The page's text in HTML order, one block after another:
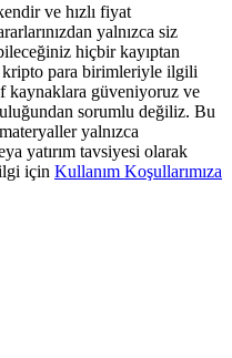
pool
USDT
ve hızlı fiyat
yalnızca siz
hiçbir kayıptan
kripto para birimleriyle ilgili
kaynaklara güveniyoruz ve
sorumlu değiliz. Bu
yalnızca
yatırım tavsiyesi olarak
için Kullanım Koşullarımıza